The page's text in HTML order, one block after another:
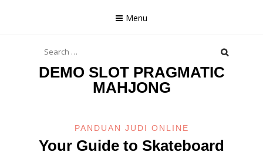
Menu
for:
DEMO SLOT PRAGMATIC
MAHJONG
PANDUAN JUDI ONLINE
Your Guide to Skateboard